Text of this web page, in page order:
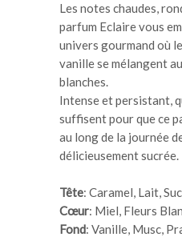
Les notes chaudes,
parfum Eclaire vous
univers gourmand où
vanille se mélangent
blanches.
Intense et persistant,
suffisent pour que ce
au long de la journée
délicieusement sucrée.
Tête: Caramel, Lait,
Cœur: Miel, Fleurs
Fond: Vanille, Musc,